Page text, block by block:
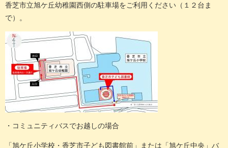
香芝市立旭ケ丘幼稚園西側の駐車場をご利用ください（１２台ま
で）。
・コミュニティバスでお越しの場合
「旭ケ丘小学校・香芝市子ども図書館前」または「旭ケ丘中央」バ